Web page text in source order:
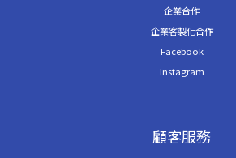
企業合作
企業客製化合作
Facebook
Instagram
顧客服務